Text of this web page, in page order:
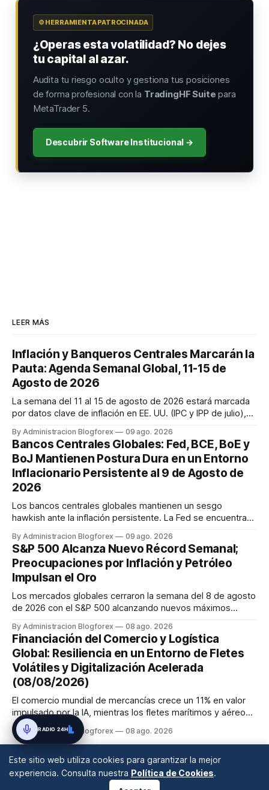
⚙️ HERRAMIENTA PATROCINADA
¿Operas esta volatilidad? No dejes
tu capital al azar.
Audita tu riesgo oculto y gestiona tus posiciones
de forma profesional con la TradingHF Suite para
MetaTrader 5.
Descubrir Software Institucional →
LEER MÁS
Inflación y Banqueros Centrales Marcarán la
Pauta: Agenda Semanal Global, 11-15 de
Agosto de 2026
La semana del 11 al 15 de agosto de 2026 estará marcada
por datos clave de inflación en EE. UU. (IPC y IPP de julio),
decisión de tipos del RBA y la estimación del PIB del Reino
Unido. Los mercados cierran la semana con un sentimiento
mixto, ...
By Administracion Blogforex 09 ago. 2026
Bancos Centrales Globales: Fed, BCE, BoE y
BoJ Mantienen Postura Dura en un Entorno
Inflacionario Persistente al 9 de Agosto de
2026
Los bancos centrales globales mantienen un sesgo
hawkish ante la inflación persistente. La Fed se encuentra
también se inclina hacia una subida de tasas en septiembre.
El Banco de Inglaterra mantiene su tasa, pero con un comité
dividido ...
By Administracion Blogforex 09 ago. 2026
S&P 500 Alcanza Nuevo Récord Semanal;
Preocupaciones por Inflación y Petróleo
Impulsan el Oro
Los mercados globales cerraron la semana del 8 de agosto
de 2026 con el S&P 500 alcanzando nuevos máximos
renta fija vio una caída en los rendimientos del Tesoro de
EE. UU. tras un informe de empleo más débil. El petróleo se
mantuvo al ...
By Administracion Blogforex 08 ago. 2026
Financiación del Comercio y Logística
Global: Resiliencia en un Entorno de Fletes
Volátiles y Digitalización Acelerada
(08/08/2026)
El comercio mundial de mercancías crece un 11% en valor
impulsado por la IA, mientras los fletes marítimos y aéreos
mantienen su volatilidad y precios elevados por
disrupciones geopolíticas y congestión. La financiación del
y el mercado...
By Administracion Blogforex 08 ago. 2026
Este sitio web utiliza cookies para garantizar la mejor
experiencia. Consulta nuestra Política de Cookies.
RADIO 24H